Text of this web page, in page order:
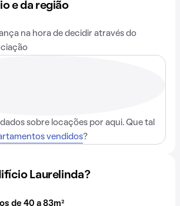
e da região
na hora de decidir através do
sobre locações por aqui. Que tal
vendidos?
Laurelinda?
de 40 a 83m²